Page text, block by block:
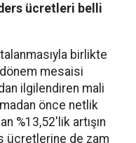
ücretleri belli
birlikte
mesaisi
ilgilendiren mali
önce netlik
%13,52'lik artışın
ücretlerine de zam